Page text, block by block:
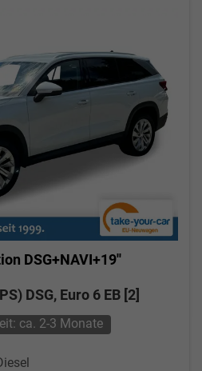
DSG+NAVI+19''
DSG, Euro 6 EB [2]
ca. 2-3 Monate